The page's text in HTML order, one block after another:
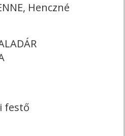
Henczné
festő